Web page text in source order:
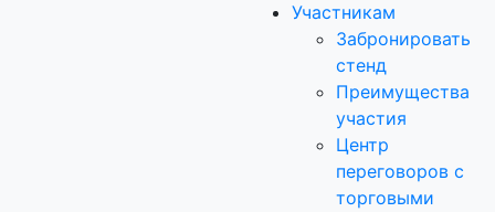
Участникам
Забронировать
стенд
Преимущества
участия
Центр
переговоров с
торговыми